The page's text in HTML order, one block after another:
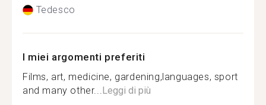
Tedesco
I miei argomenti preferiti
Films, art, medicine, gardening,languages, sport
and many other...Leggi di più